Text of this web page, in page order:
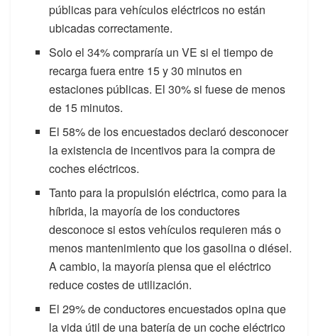
públicas para vehículos eléctricos no están
ubicadas correctamente.
Solo el 34% compraría un VE si el tiempo de
recarga fuera entre 15 y 30 minutos en
estaciones públicas. El 30% si fuese de menos
de 15 minutos.
El 58% de los encuestados declaró desconocer
la existencia de incentivos para la compra de
coches eléctricos.
Tanto para la propulsión eléctrica, como para la
híbrida, la mayoría de los conductores
desconoce si estos vehículos requieren más o
menos mantenimiento que los gasolina o diésel.
A cambio, la mayoría piensa que el eléctrico
reduce costes de utilización.
El 29% de conductores encuestados opina que
la vida útil de una batería de un coche eléctrico